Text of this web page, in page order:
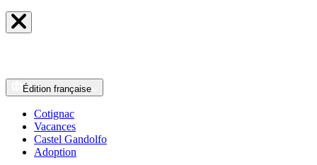
Édition française
Cotignac
Vacances
Castel Gandolfo
Adoption